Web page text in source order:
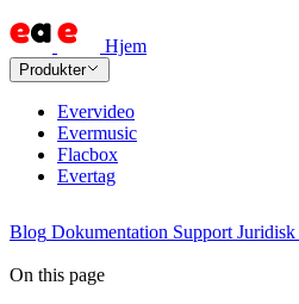
Hjem
Produkter
Evervideo
Evermusic
Flacbox
Evertag
Blog Dokumentation Support Juridisk
On this page